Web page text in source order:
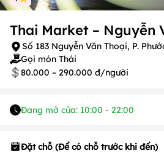
Thai Market – Nguyễn
Số 183 Nguyễn Văn Thoại, P.
Gọi món Thái
80.000 – 290.000 đ/người
Đang mở cửa: 10:00 - 22:00
Đặt chỗ (Để có chỗ trước khi đến)